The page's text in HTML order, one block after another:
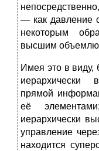
— как давление
некоторым
высшим
Имея это в виду,
иерархически
прямой
её
иерархически
управление
находится